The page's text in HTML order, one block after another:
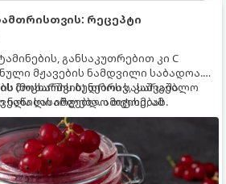
რეცეპტი
განსაკუთრებით კი C
მჟავების ნამდვილი საბადოა.
(მოხარშვის) დროს სასარგებლო
ნაწილი იშლება. ამიტომ, ამ
შესანახად საუკეთესო გზა
- მოხარშვის გარეშე.
მოცხარის ბუნებრივ, კაშკაშა
სასარგებლო თვისებას.